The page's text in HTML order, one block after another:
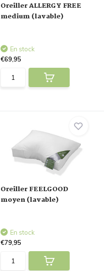
Oreiller ALLERGY FREE
medium (lavable)
En stock
€69,95
Oreiller FEELGOOD
moyen (lavable)
En stock
€79,95